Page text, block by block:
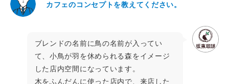
カフェのコンセプトを教えてください。
ブレンドの名前に鳥の名前が入ってい
て、小鳥が羽を休められる森をイメージ
した店内空間になっています。
木をふんだんに使った店内で、来店した